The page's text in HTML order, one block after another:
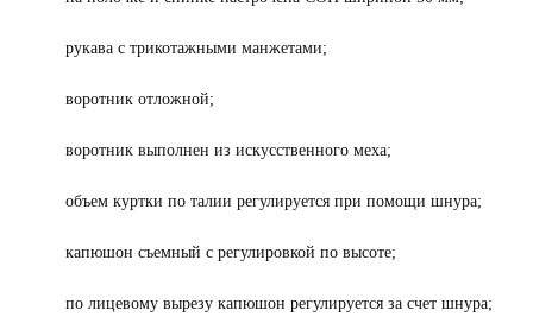
рукава с трикотажными манжетами;
воротник отложной;
воротник выполнен из искусственного меха;
объем куртки по талии регулируется при помощи шнура;
капюшон съемный с регулировкой по высоте;
по лицевому вырезу капюшон регулируется за счет шнура;